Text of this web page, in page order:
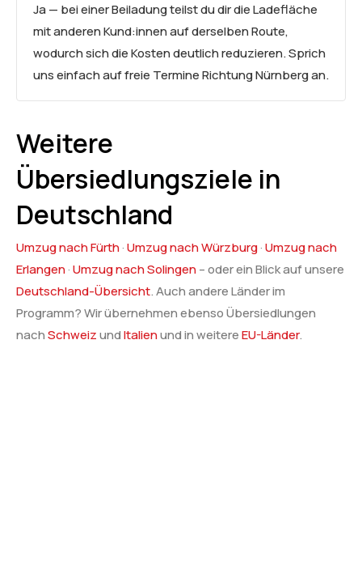
Ja — bei einer Beiladung teilst du dir die Ladefläche
mit anderen Kund:innen auf derselben Route,
wodurch sich die Kosten deutlich reduzieren. Sprich
uns einfach auf freie Termine Richtung Nürnberg an.
Weitere
Übersiedlungsziele in
Deutschland
Umzug nach Fürth·Umzug nach Würzburg·Umzug nach
Erlangen·Umzug nach Solingen– oder ein Blick auf unsere
Deutschland-Übersicht. Auch andere Länder im
Programm? Wir übernehmen ebenso Übersiedlungen
nachSchweizundItalienund in weitereEU-Länder.